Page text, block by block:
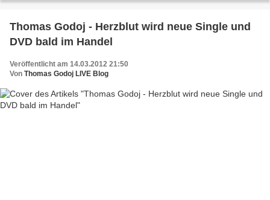
Thomas Godoj - Herzblut wird neue Single und
DVD bald im Handel
Veröffentlicht am 14.03.2012 21:50
Von Thomas Godoj LIVE Blog